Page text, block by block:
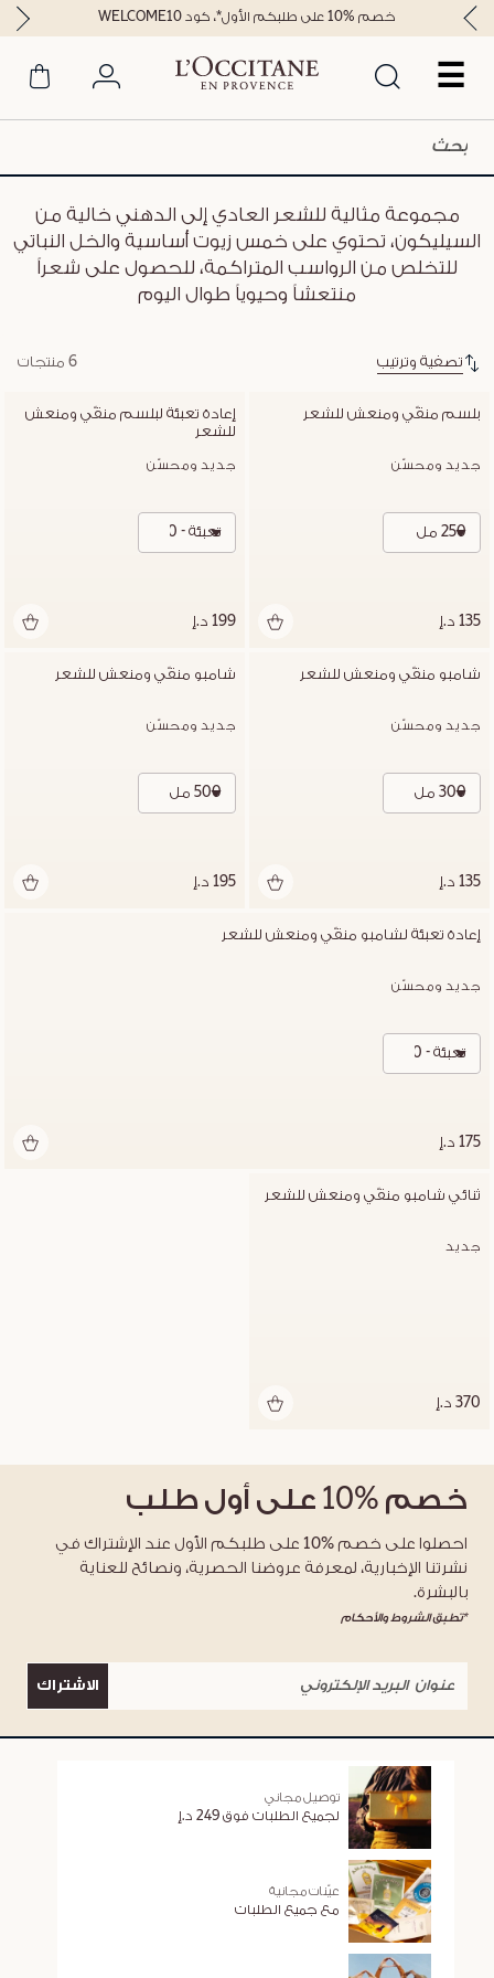
☰
خصم %10 على طلبكم الأول*، كود WELCOME10
مجموعة مثالية للشعر العادي إلى الدهني خالية من
السيليكون، تحتوي على خمس زيوت أساسية والخل النباتي
للتخلص من الرواسب المتراكمة، للحصول على شعراً
منتعشاً وحيوياً طوال اليوم
تصفية وترتيب 6 منتجات
بلسم منقّي ومنعش للشعر
جديد ومحسّن
250 مل
135 د.إ
للشعر
جديد ومحسّن
تعبئة - 500 مل
199 د.إ
شامبو منقّي ومنعش للشعر
جديد ومحسّن
300 مل
135 د.إ
شامبو منقّي ومنعش للشعر
جديد ومحسّن
500 مل
195 د.إ
إعادة تعبئة لشامبو منقّي ومنعش للشعر
جديد ومحسّن
تعبئة - 500 مل
175 د.إ
ثنائي شامبو منقّي ومنعش للشعر
جديد
370 د.إ
خصم %10 على أول طلب
احصلوا على خصم %10 على طلبكم الأول عند الإشتراك في
نشرتنا الإخبارية، لمعرفة عروضنا الحصرية، ونصائح للعناية
بالبشرة.
*تطبق الشروط والأحكام
الاشتراك
توصيل مجاني
لجميع الطلبات فوق 249 د.إ
عيّنات مجانية
مع جميع الطلبات